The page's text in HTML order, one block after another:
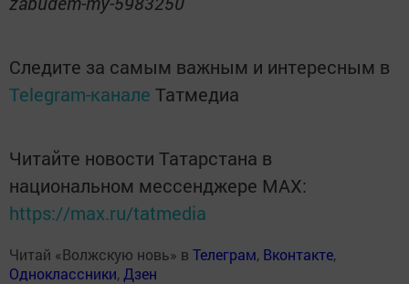
Следите за самым важным и интересным в
Telegram-канале Татмедиа
Читайте новости Татарстана в
национальном мессенджере MАХ:
https://max.ru/tatmedia
Читай «Волжскую новь» в Телеграм, Вконтакте,
Одноклассники, Дзен